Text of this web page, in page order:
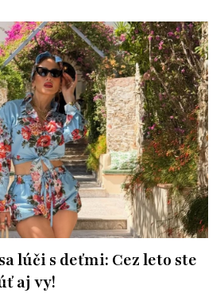
lúči s deťmi: Cez leto ste
aj vy!